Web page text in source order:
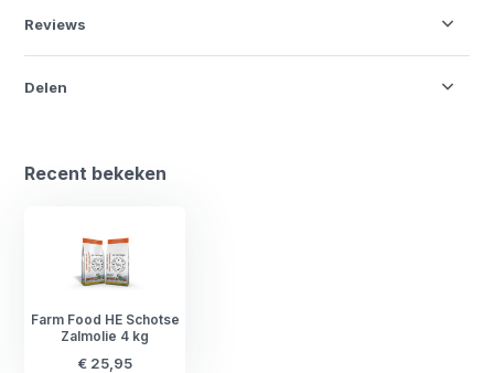
Reviews
Delen
Recent bekeken
Farm Food HE Schotse
Zalmolie 4 kg
€ 25,95